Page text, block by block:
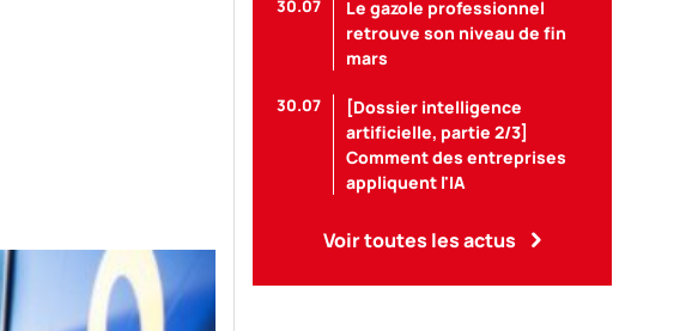
30.07
Le gazole professionnel
retrouve son niveau de fin
mars
30.07
[Dossier intelligence
artificielle, partie 2/3]
Comment des entreprises
appliquent l'IA
Voir toutes les actus